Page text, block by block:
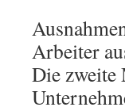
Arbeiter
Die zweite